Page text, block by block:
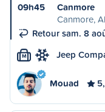
09h45
Canmore
Canmore,
Retour sam. 8
M Jeep
Mouad